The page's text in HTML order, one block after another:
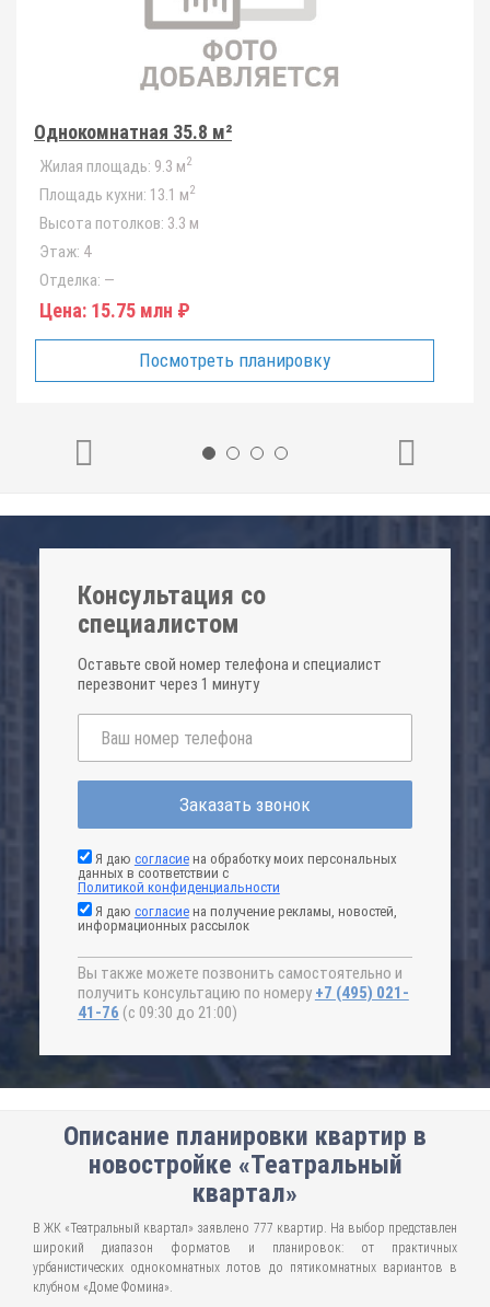
Однокомнатная 35.8 м²
Жилая площадь: 9.3 м2
Площадь кухни: 13.1 м2
Высота потолков: 3.3 м
Этаж: 4
Отделка: —
Цена: 15.75 млн ₽
Посмотреть планировку
Консультация со
специалистом
Оставьте свой номер телефона и специалист
перезвонит через 1 минуту
Заказать звонок
Я даю согласиена обработку моих персональных
данных в соответствии с
Политикой конфиденциальности
Я даю согласиена получение рекламы, новостей,
информационных рассылок
Вы также можете позвонить самостоятельно и
получить консультацию по номеру +7 (495) 021-
41-76 (с 09:30 до 21:00)
Описание планировки квартир в
новостройке «Театральный
квартал»
В ЖК «Театральный квартал» заявлено 777 квартир. На выбор представлен
широкий диапазон форматов и планировок: от практичных
урбанистических однокомнатных лотов до пятикомнатных вариантов в
клубном «Доме Фомина».